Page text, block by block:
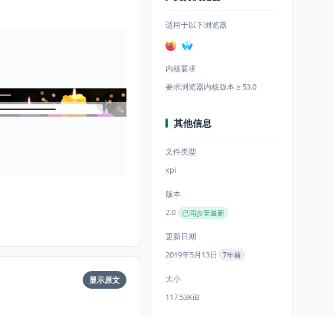
显示原文
适用于以下浏览器
内核要求
要求浏览器内核版本 ≥ 53.0
其他信息
文件类型
xpi
版本
2.0
已同步至最新
更新日期
2019年5月13日
7年前
大小
117.53KiB